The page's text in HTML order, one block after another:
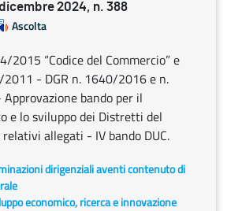
dicembre 2024, n. 388
Ascolta
2015 “Codice del Commercio” e
2011 - DGR n. 1640/2016 e n.
bando per il
e lo sviluppo dei Distretti del
relativi allegati - IV bando DUC.
dirigenziali aventi contenuto di
economico, ricerca e innovazione